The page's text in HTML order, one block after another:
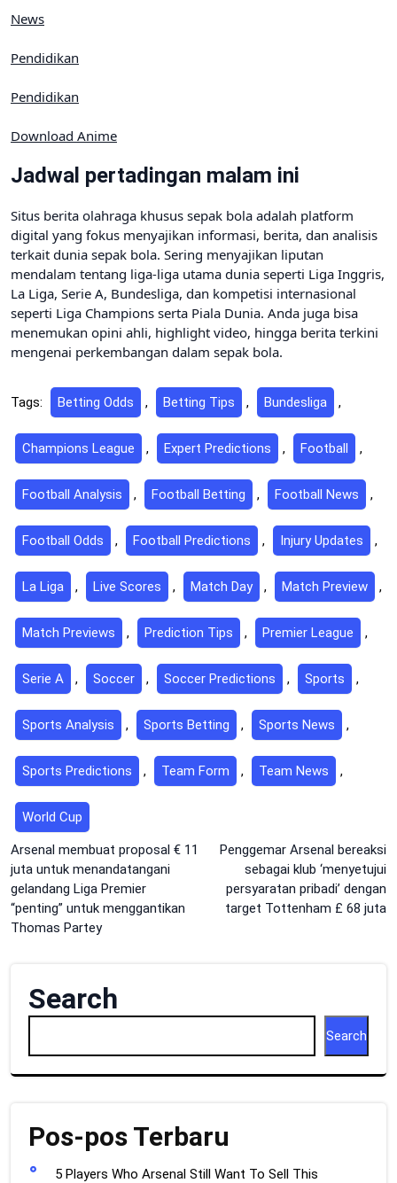
News
Pendidikan
Pendidikan
Download Anime
Jadwal pertadingan malam ini
Situs berita olahraga khusus sepak bola adalah platform
digital yang fokus menyajikan informasi, berita, dan analisis
terkait dunia sepak bola. Sering menyajikan liputan
mendalam tentang liga-liga utama dunia seperti Liga Inggris,
La Liga, Serie A, Bundesliga, dan kompetisi internasional
seperti Liga Champions serta Piala Dunia. Anda juga bisa
menemukan opini ahli, highlight video, hingga berita terkini
mengenai perkembangan dalam sepak bola.
Tags: Betting Odds , Betting Tips , Bundesliga ,
Champions League , Expert Predictions , Football ,
Football Analysis , Football Betting , Football News ,
Football Odds , Football Predictions , Injury Updates ,
La Liga , Live Scores , Match Day , Match Preview ,
Match Previews , Prediction Tips , Premier League ,
Serie A , Soccer , Soccer Predictions , Sports ,
Sports Analysis , Sports Betting , Sports News ,
Sports Predictions , Team Form , Team News ,
World Cup
Post
navigation
Arsenal membuat proposal € 11
juta untuk menandatangani
gelandang Liga Premier
“penting” untuk menggantikan
Thomas Partey
Penggemar Arsenal bereaksi
sebagai klub ‘menyetujui
persyaratan pribadi’ dengan
target Tottenham £ 68 juta
Search
Search
Pos-pos Terbaru
5 Players Who Arsenal Still Want To Sell This